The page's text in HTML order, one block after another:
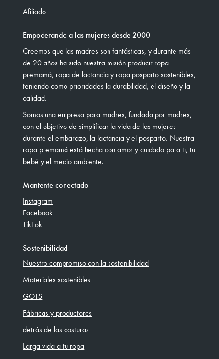
Afiliado
Empoderando a las mujeres desde 2000
Creemos que las madres son fantásticas, y durante más
de 20 años ha sido nuestra misión producir ropa
premamá, ropa de lactancia y ropa posparto sostenibles,
teniendo como prioridades la durabilidad, el diseño y la
calidad.
Somos una empresa para madres, fundada por madres,
con el objetivo de simplificar la vida de las mujeres
durante el embarazo, la lactancia y el posparto. Nuestra
ropa premamá está hecha con amor y cuidado para ti, tu
bebé y el medio ambiente.
Mantente conectado
Instagram
Facebook
TikTok
Sostenibilidad
Nuestro compromiso con la sostenibilidad
Materiales sostenibles
GOTS
Fábricas y productores
detrás de las costuras
Larga vida a tu ropa